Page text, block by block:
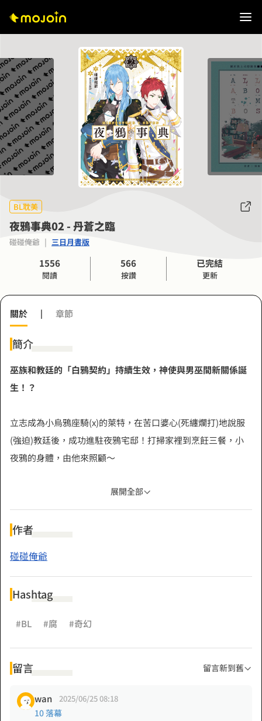
BL耽美
夜鴉事典02 - 丹蒼之臨
碰碰俺爺 | 三日月書版
1556
閱讀
566
按讚
已完結
更新
關於 | 章節
簡介
巫族和教廷的「白鴉契約」持續生效，神使與男巫間新關係誕
生！？
立志成為小烏鴉座騎(x)的萊特，在苦口婆心(死纏爛打)地說服
(強迫)教廷後，成功進駐夜鴉宅邸！打掃家裡到烹飪三餐，小
夜鴉的身體，由他來照顧～
雖然捨不得脫離兩人生活，但為了養活小烏鴉，還是得接任務
才行。看著遇敵時，柯羅保護他的樣子，萊特表示：小柯羅～I
LOVE U TOO！嘻嘻，傲嬌小烏鴉攻略進度大幅上升中！(*
To教廷：我洗到柯羅的衣服了！就這樣！愛你喔！（親親抱
抱）
展開全部
作者
碰碰俺爺
Hashtag
#BL #腐 #奇幻
留言 留言新到舊
wan 2025/06/25 08:18
10 落幕